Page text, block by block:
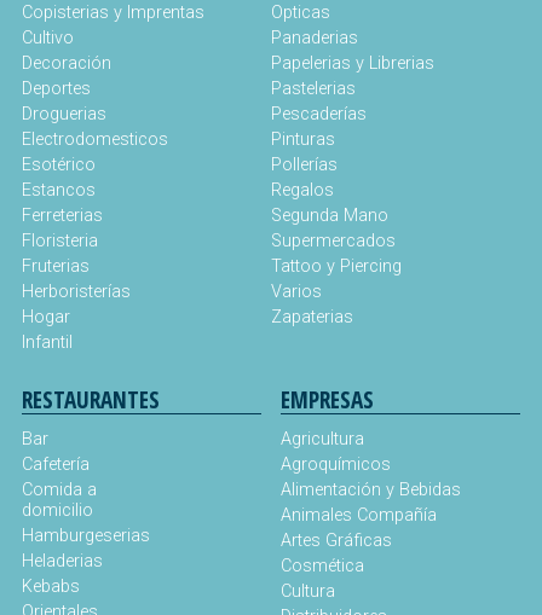
Copisterias y Imprentas
Cultivo
Decoración
Deportes
Droguerias
Electrodomesticos
Esotérico
Estancos
Ferreterias
Floristeria
Fruterias
Herboristerías
Hogar
Infantil
Opticas
Panaderias
Papelerias y Librerias
Pastelerias
Pescaderías
Pinturas
Pollerías
Regalos
Segunda Mano
Supermercados
Tattoo y Piercing
Varios
Zapaterias
RESTAURANTES
Bar
Cafetería
Comida a
domicilio
Hamburgeserias
Heladerias
Kebabs
EMPRESAS
Agricultura
Agroquímicos
Alimentación y Bebidas
Animales Compañía
Artes Gráficas
Cosmética
Cultura